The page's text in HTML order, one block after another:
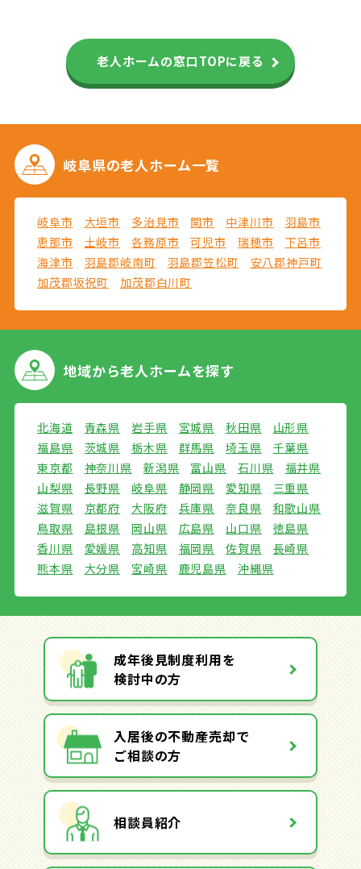
老人ホームの窓口TOPに戻る
岐阜県の老人ホーム一覧
岐阜市 大垣市 多治見市 関市 中津川市
羽島市
恵那市
土岐市 各務原市 可児市 瑞穂市
下呂市
海津市
羽島郡岐南町 羽島郡笠松町
安八郡神戸町
加茂郡坂祝町
加茂郡白川町
地域から老人ホームを探す
北海道 青森県 岩手県 宮城県 秋田県
山形県
福島県
茨城県 栃木県 群馬県 埼玉県
千葉県
東京都
神奈川県 新潟県 富山県 石川県
福井県
山梨県
長野県 岐阜県 静岡県 愛知県
三重県
滋賀県
京都府 大阪府 兵庫県 奈良県
和歌山県
鳥取県
島根県 岡山県 広島県 山口県
徳島県
香川県
愛媛県 高知県 福岡県 佐賀県
長崎県
熊本県
大分県 宮崎県 鹿児島県 沖縄県
成年後見制度利用を
検討中の方
入居後の不動産売却で
ご相談の方
相談員紹介